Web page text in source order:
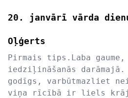
20. janvārī vārda
Oļģerts
Pirmais tips.Laba
iedziļināšanās
godīgs, varbūtmazliet
viņa rīcībā ir liels